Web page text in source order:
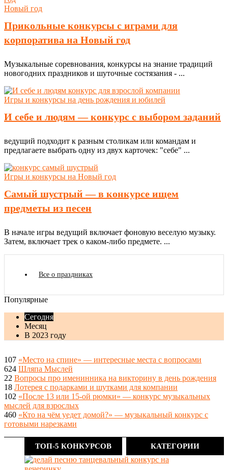
Новый год
Прикольные конкурсы с играми для
корпоратива на Новый год
Музыкальные соревнования, конкурсы на знание традиций
новогодних праздников и шуточные состязания - ...
Игры и конкурсы на день рождения и юбилей
И себе и людям — конкурс с выбором заданий
ведущий подходит к разным столикам или командам и
предлагаете выбрать одну из двух карточек: "себе" ...
Игры и конкурсы на Новый год
Самый шустрый — в конкурсе ищем
предметы из песен
В начале игры ведущий включает фоновую веселую музыку.
Затем, включает трек о каком-либо предмете. ...
Все о праздниках
Популярные
Сегодня
Месяц
В 2023 году
107 «Место на спине» — интересные места с вопросами
624 Шляпа Мыслей
22 Вопросы про именинника на викторину в день рождения
18 Лотерея с подарками и шутками для компании
102 «После 13 или 15-ой рюмки» — конкурс музыкальных
мыслей для взрослых
460 «Кто на чём уедет домой?» — музыкальный конкурс с
готовыми нарезками
ТОП-5 КОНКУРСОВ КАТЕГОРИИ